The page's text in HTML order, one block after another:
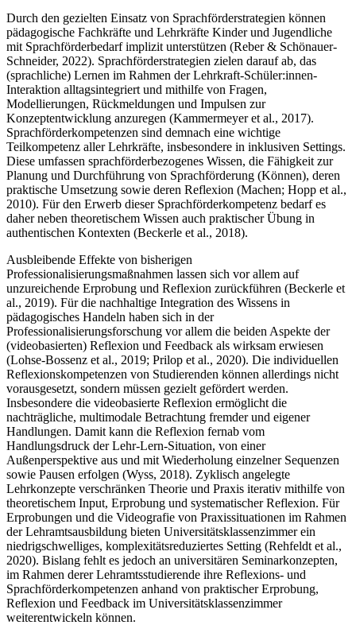
Durch den gezielten Einsatz von Sprachförderstrategien können
pädagogische Fachkräfte und Lehrkräfte Kinder und Jugendliche
mit Sprachförderbedarf implizit unterstützen (Reber & Schönauer-
Schneider, 2022). Sprachförderstrategien zielen darauf ab, das
(sprachliche) Lernen im Rahmen der Lehrkraft-Schüler:innen-
Interaktion alltagsintegriert und mithilfe von Fragen,
Modellierungen, Rückmeldungen und Impulsen zur
Konzeptentwicklung anzuregen (Kammermeyer et al., 2017).
Sprachförderkompetenzen sind demnach eine wichtige
Teilkompetenz aller Lehrkräfte, insbesondere in inklusiven Settings.
Diese umfassen sprachförderbezogenes Wissen, die Fähigkeit zur
Planung und Durchführung von Sprachförderung (Können), deren
praktische Umsetzung sowie deren Reflexion (Machen; Hopp et al.,
2010). Für den Erwerb dieser Sprachförderkompetenz bedarf es
daher neben theoretischem Wissen auch praktischer Übung in
authentischen Kontexten (Beckerle et al., 2018).
Ausbleibende Effekte von bisherigen
Professionalisierungsmaßnahmen lassen sich vor allem auf
unzureichende Erprobung und Reflexion zurückführen (Beckerle et
al., 2019). Für die nachhaltige Integration des Wissens in
pädagogisches Handeln haben sich in der
Professionalisierungsforschung vor allem die beiden Aspekte der
(videobasierten) Reflexion und Feedback als wirksam erwiesen
(Lohse-Bossenz et al., 2019; Prilop et al., 2020). Die individuellen
Reflexionskompetenzen von Studierenden können allerdings nicht
vorausgesetzt, sondern müssen gezielt gefördert werden.
Insbesondere die videobasierte Reflexion ermöglicht die
nachträgliche, multimodale Betrachtung fremder und eigener
Handlungen. Damit kann die Reflexion fernab vom
Handlungsdruck der Lehr-Lern-Situation, von einer
Außenperspektive aus und mit Wiederholung einzelner Sequenzen
sowie Pausen erfolgen (Wyss, 2018). Zyklisch angelegte
Lehrkonzepte verschränken Theorie und Praxis iterativ mithilfe von
theoretischem Input, Erprobung und systematischer Reflexion. Für
Erprobungen und die Videografie von Praxissituationen im Rahmen
der Lehramtsausbildung bieten Universitätsklassenzimmer ein
niedrigschwelliges, komplexitätsreduziertes Setting (Rehfeldt et al.,
2020). Bislang fehlt es jedoch an universitären Seminarkonzepten,
im Rahmen derer Lehramtsstudierende ihre Reflexions- und
Sprachförderkompetenzen anhand von praktischer Erprobung,
Reflexion und Feedback im Universitätsklassenzimmer
weiterentwickeln können.